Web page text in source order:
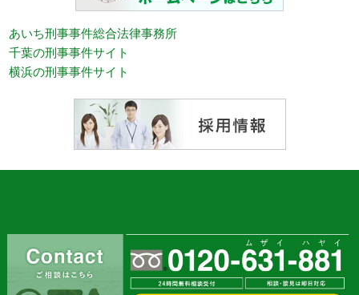
あいち刑事事件総合法律事務所
千葉の刑事事件サイト
横浜の刑事事件サイト